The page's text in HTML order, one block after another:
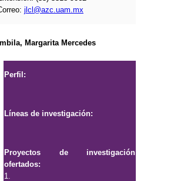
jlcl@azc.uam.mx
Margarita Mercedes
Perfil:
Líneas de investigación:
Proyectos de investigación
ofertados:
1.